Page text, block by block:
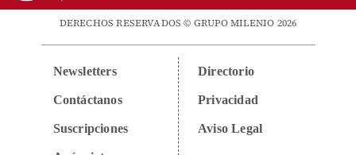
DERECHOS RESERVADOS © GRUPO MILENIO 2026
Newsletters
Contáctanos
Suscripciones
Directorio
Privacidad
Aviso Legal